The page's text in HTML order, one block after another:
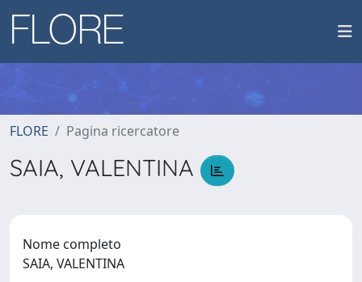
FLORE Pagina ricercatore
SAIA, VALENTINA
Nome completo
SAIA, VALENTINA